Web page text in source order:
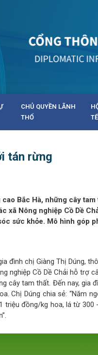
CHỦ QUYỀN LÃNH
THỔ
TẾ
tán rừng
Bắc Hà, những cây
xã Nông nghiệp Cồ Dề
sức khỏe. Mô hình góp
đình chị Giàng Thị Dúng,
nghiệp Cồ Dề Chải hỗ trợ
cây tam thất. Đến nay,
Chị Dúng chia sẻ: “Năm
triệu đồng/kg hoa, lá từ